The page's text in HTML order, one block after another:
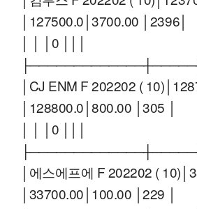
│127500.0│3700.00 │2396│
│ │ │0 │││
│CJ ENM F 202202 (
│128800.0│800.00 │305 │
│ │ │0 │││
│에스에프에 F 202202 (
│33700.00│100.00 │229 │